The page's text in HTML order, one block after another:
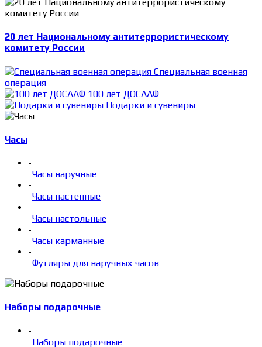
20 лет Национальному антитеррористическому
комитету России
Специальная военная
операция
100 лет ДОСААФ
Подарки и сувениры
Часы
-
Часы наручные
-
Часы настенные
-
Часы настольные
-
Часы карманные
-
Футляры для наручных часов
Наборы подарочные
-
Наборы подарочные